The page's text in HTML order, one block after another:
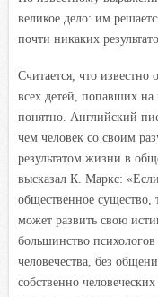
великое дело: им
почти никаких
Считается, что известно
всех детей, попавших
понятно. Английский
чем человек со своим
результатом жизни в
высказал К. Маркс:
общественное существо,
может развить свою
большинство
человечества, без
собственно